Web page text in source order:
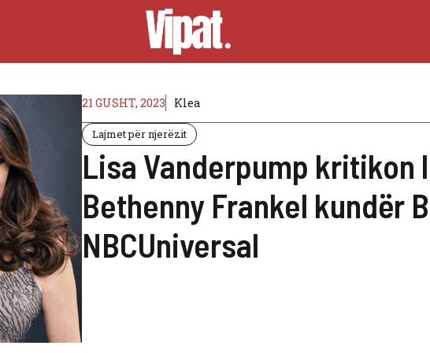
21 GUSHT, 2023 Klea
Lajmet për njerëzit
Lisa Vanderpump kritikon
Bethenny Frankel kundër
NBCUniversal